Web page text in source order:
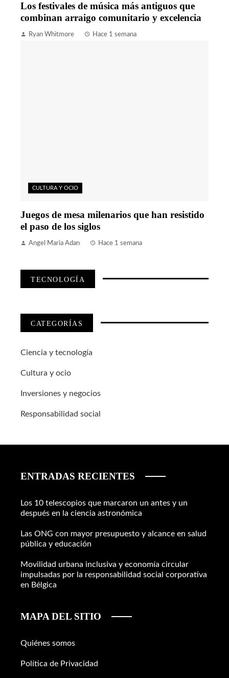
Los festivales de música más antiguos que
combinan arraigo comunitario y excelencia
Ryan Whitmore Hace 1 semana
CULTURA Y OCIO
Juegos de mesa milenarios que han resistido
el paso de los siglos
Angel Maria Adan Hace 1 semana
TECNOLOGÍA
CATEGORÍAS
Ciencia y tecnología
Cultura y ocio
Inversiones y negocios
Responsabilidad social
ENTRADAS RECIENTES
Los 10 telescopios que marcaron un antes y un
después en la ciencia astronómica
Las ONG con mayor presupuesto y alcance en salud
pública y educación
Movilidad urbana inclusiva y economía circular
impulsadas por la responsabilidad social corporativa
en Bélgica
MAPA DEL SITIO
Quiénes somos
Política de Privacidad